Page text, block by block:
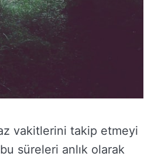
vakitlerini takip etmeyi
süreleri anlık olarak